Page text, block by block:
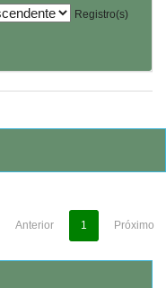
Registro(s)
Anterior 1 Próximo